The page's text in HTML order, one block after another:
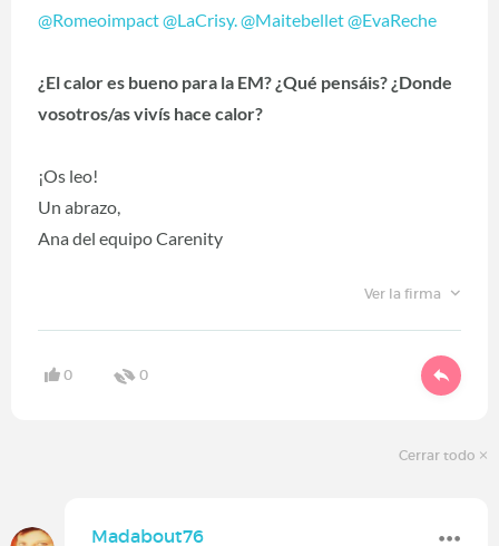
@Romeoimpact@LaCrisy. @Maitebellet@EvaReche
¿El calor es bueno para la EM? ¿Qué pensáis? ¿Donde
vosotros/as vivís hace calor?
¡Os leo!
Un abrazo,
Ana del equipo Carenity
Ver la firma
0 0
Cerrar todo
Madabout76